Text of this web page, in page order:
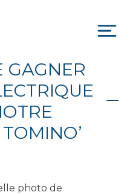
GAGNER
photo de